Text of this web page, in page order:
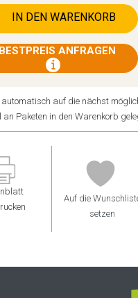
IN DEN WARENKORB
BESTPREIS ANFRAGEN
automatisch auf die nächst
Paketen in den Warenkorb
Auf die
setzen